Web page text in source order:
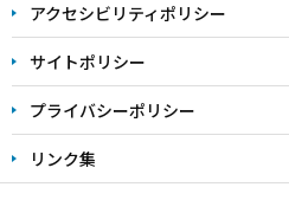
アクセシビリティポリシー
サイトポリシー
プライバシーポリシー
リンク集